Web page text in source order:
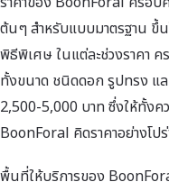
ต้นๆ สำหรับแบบมาตรฐาน ขึ้
พิธีพิเศษ ในแต่ละช่วงราคา ค
ทั้งขนาด ชนิดดอก รูปทรง แ
2,500-5,000 บาท ซึ่งให้ทั้งค
BoonForal คิดราคาอย่างโป
พื้นที่ให้บริการของ